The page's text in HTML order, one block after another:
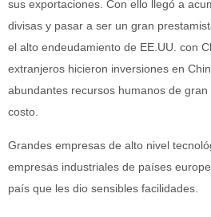
sus exportaciones. Con ello llegó a
divisas y pasar a ser un gran
el alto endeudamiento de EE.UU. con
extranjeros hicieron inversiones en
abundantes recursos humanos de
costo.
Grandes empresas de alto nivel
empresas industriales de países
país que les dio sensibles facilidades.